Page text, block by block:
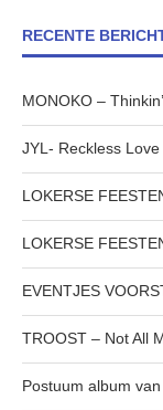
RECENTE
MONOKO –
JYL- Reckless Love
LOKERSE
LOKERSE
EVENTJES
TROOST – Not All
Postuum album